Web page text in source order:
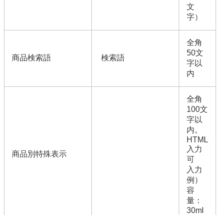
文
字）
商品検索語 検索語
全角
50文
字以
内
商品別特殊表示
全角
100文
字以
内。
HTML
入力
可
入力
例）
容
量：
30ml